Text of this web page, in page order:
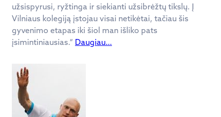
užsispyrusi, ryžtinga ir siekianti užsibrėžtų tikslų. Į
Vilniaus kolegiją įstojau visai netikėtai, tačiau šis
gyvenimo etapas iki šiol man išliko pats
įsimintiniausias.“ Daugiau…